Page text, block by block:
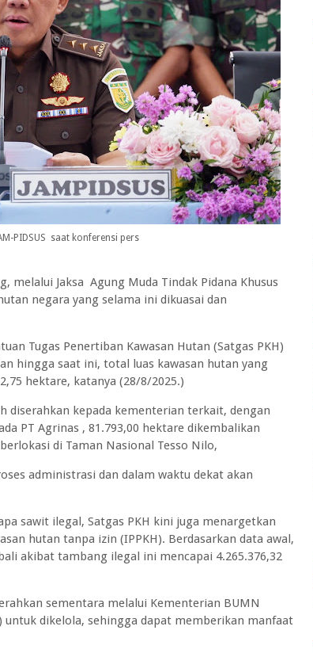
PIDSUS saat konferensi pers
melalui Jaksa Agung Muda Tindak Pidana Khusus
negara yang selama ini dikuasai dan
Tugas Penertiban Kawasan Hutan (Satgas PKH)
hingga saat ini, total luas kawasan hutan yang
hektare, katanya (28/8/2025.)
diserahkan kepada kementerian terkait, dengan
PT Agrinas , 81.793,00 hektare dikembalikan
di Taman Nasional Tesso Nilo,
administrasi dan dalam waktu dekat akan
sawit ilegal, Satgas PKH kini juga menargetkan
hutan tanpa izin (IPPKH). Berdasarkan data awal,
akibat tambang ilegal ini mencapai 4.265.376,32
sementara melalui Kementerian BUMN
dikelola, sehingga dapat memberikan manfaat